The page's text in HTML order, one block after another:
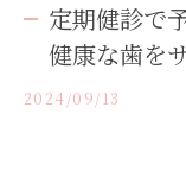
定期健診で
健康な歯を
2024/09/13